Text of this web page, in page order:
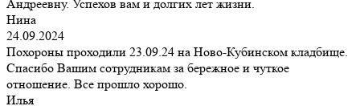
Андреевну. Успехов вам и долгих лет жизни.
Нина
24.09.2024
Похороны проходили 23.09.24 на Ново-Кубинском кладбище.
Спасибо Вашим сотрудникам за бережное и чуткое
отношение. Все прошло хорошо.
Илья